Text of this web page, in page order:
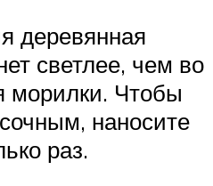
деревянная
светлее, чем во
морилки. Чтобы
наносите
раз.